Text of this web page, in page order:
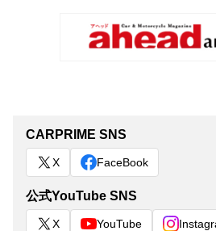
CARPRIME SNS
X FaceBook
公式YouTube SNS
X YouTube